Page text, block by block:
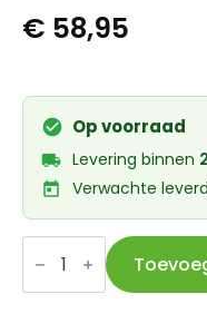
€ 58,95
Op voorraad
Levering binnen
Verwachte
Axa
ringslot
Imenso
X-